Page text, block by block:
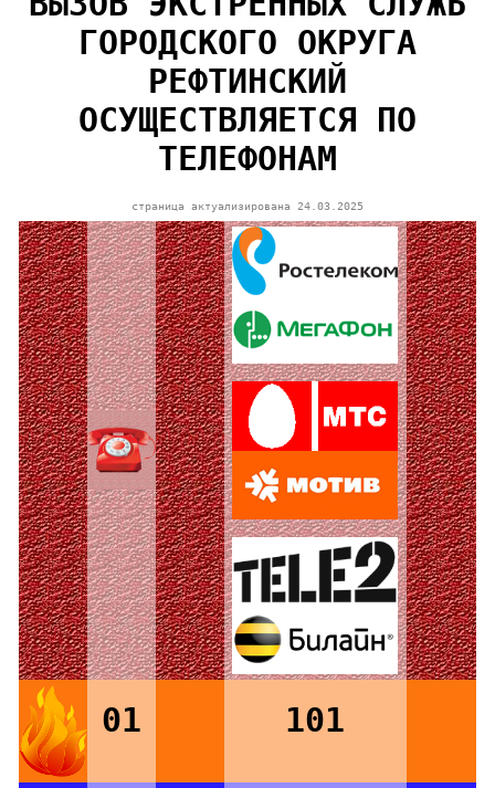
ГОРОДСКОГО ОКРУГА
РЕФТИНСКИЙ
ОСУЩЕСТВЛЯЕТСЯ ПО
ТЕЛЕФОНАМ
страница актуализирована 24.03.2025
01 101